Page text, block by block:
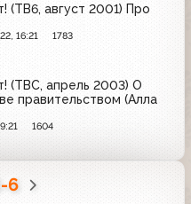
(ТВ6, август 2001) Про
16:21 1783
(ТВС, апрель 2003) О
правительством (Алла
1604
6